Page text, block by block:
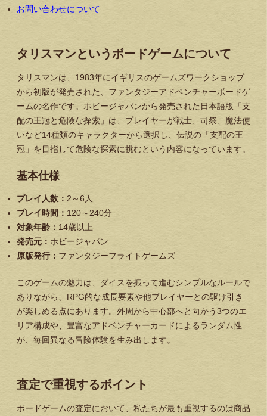
お問い合わせについて
タリスマンというボードゲームについて
タリスマンは、1983年にイギリスのゲームズワークショップ
から初版が発売された、ファンタジーアドベンチャーボードゲ
ームの名作です。ホビージャパンから発売された日本語版「支
配の王冠と危険な探索」は、プレイヤーが戦士、司祭、魔法使
いなど14種類のキャラクターから選択し、伝説の「支配の王
冠」を目指して危険な探索に挑むという内容になっています。
基本仕様
プレイ人数： 2～6人
プレイ時間： 120～240分
対象年齢： 14歳以上
発売元： ホビージャパン
原版発行： ファンタジーフライトゲームズ
このゲームの魅力は、ダイスを振って進むシンプルなルールで
ありながら、RPG的な成長要素や他プレイヤーとの駆け引き
が楽しめる点にあります。外周から中心部へと向かう3つのエ
リア構成や、豊富なアドベンチャーカードによるランダム性
が、毎回異なる冒険体験を生み出します。
査定で重視するポイント
ボードゲームの査定において、私たちが最も重視するのは商品